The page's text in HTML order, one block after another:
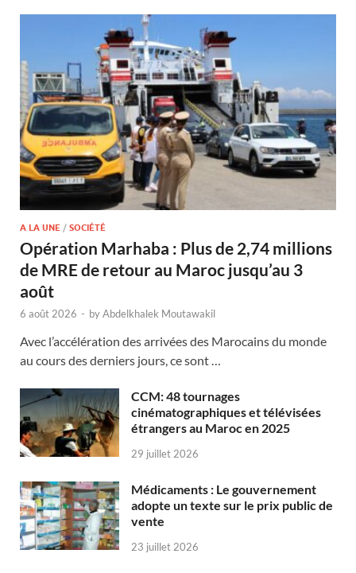
A LA UNE / SOCIÉTÉ
Opération Marhaba : Plus de 2,74 millions
de MRE de retour au Maroc jusqu’au 3
août
6 août 2026 - byAbdelkhalek Moutawakil
Avec l’accélération des arrivées des Marocains du monde
au cours des derniers jours, ce sont …
CCM: 48 tournages
cinématographiques et télévisées
étrangers au Maroc en 2025
29 juillet 2026
Médicaments : Le gouvernement
adopte un texte sur le prix public de
vente
23 juillet 2026